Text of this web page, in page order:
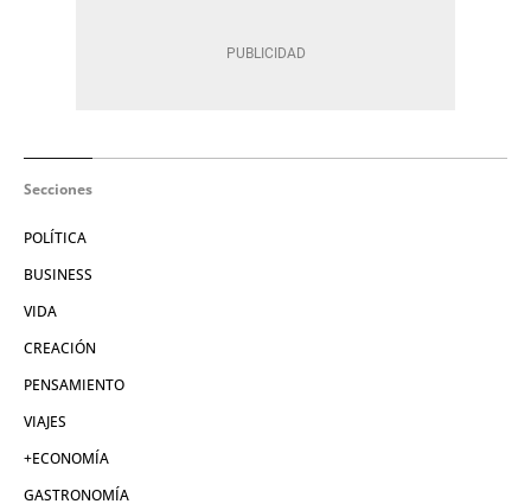
Secciones
POLÍTICA
BUSINESS
VIDA
CREACIÓN
PENSAMIENTO
VIAJES
+ECONOMÍA
GASTRONOMÍA